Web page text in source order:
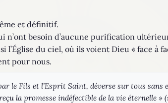
et définitif.
n’ont besoin d’aucune purification
l’Église du ciel, où ils voient Dieu « face à
pour nous.
le Fils et l’Esprit Saint, déverse sur tous sans
la promesse indéfectible de la vie éternelle »